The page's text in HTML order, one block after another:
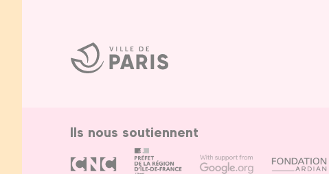
Ville
de
Paris
Ils nous soutiennent